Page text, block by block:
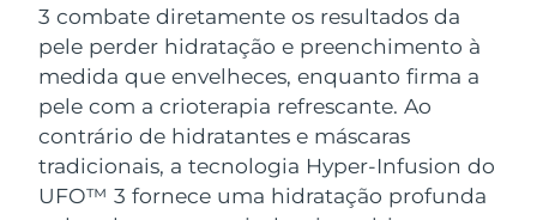
3 combate diretamente os resultados da
pele perder hidratação e preenchimento à
medida que envelheces, enquanto firma a
pele com a crioterapia refrescante. Ao
contrário de hidratantes e máscaras
tradicionais, a tecnologia Hyper-Infusion do
UFO™ 3 fornece uma hidratação profunda
Massage, LED heating
LUNA™ 4 Men
For men, anti-aging massage
Microcurrent toning on-the-go
BEAR™ 2 eyes & lips
Microcurrent line smoothing device
UFO™ 3 kit
Deep facial hydration
UFO™ 3 LED
Near-infrared and red light therapy
device
issa™ 4
Hybrid silicone sonic toothbrush
issa™ 4 plus
Smart hybrid silicone sonic toothbrush
TRATAMENTO ANTIENVELHECIMENTO
FAQ™
Antienvelhecimento Tratamentos LED
Brunei Entrega prevista8/14/26
Bulgária Entrega prevista8/9/26
Canadá Entrega prevista
Chile Entrega prevista8/13/26